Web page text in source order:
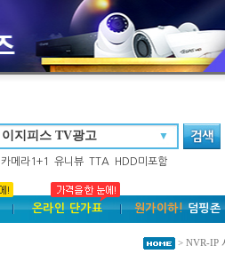
▼
카메라1+1 유니뷰 TTA HDD미포함
온라인 단가표 원가이하!덤핑존
> NVR-IP